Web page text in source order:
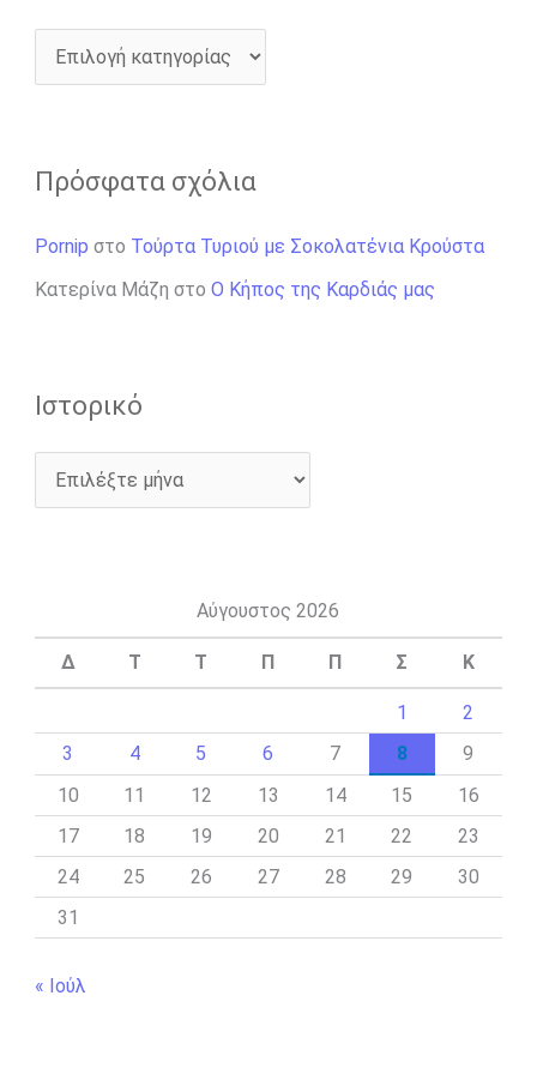
Πρόσφατα σχόλια
Pornip στο Τούρτα Τυριού με Σοκολατένια Κρούστα
Κατερίνα Μάζη στο Ο Κήπος της Καρδιάς μας
Ιστορικό
Αύγουστος 2026
Δ Τ Τ Π Π Σ Κ
1
2
3
4 5 6 7 8
9
10
11 12 13 14 15
16
17
18 19 20 21 22
23
24
25 26 27 28 29
30
31
« Ιούλ